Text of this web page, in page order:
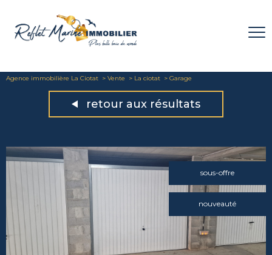
Agence immobilière La Ciotat Vente La ciotat Garage
retour aux résultats
sous-offre
nouveauté